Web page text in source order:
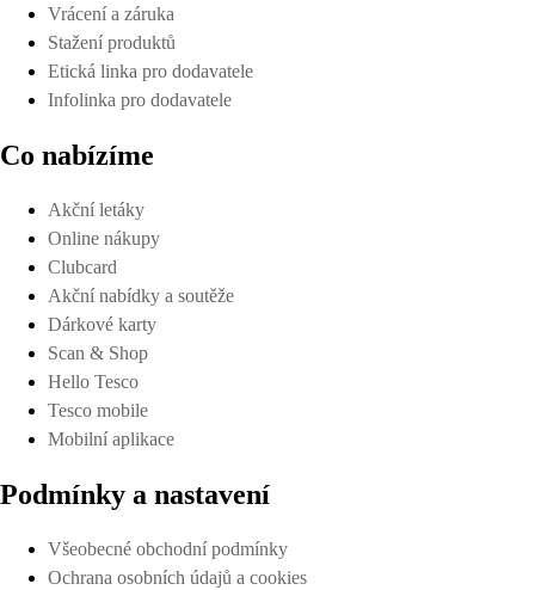
Vrácení a záruka
Stažení produktů
Etická linka pro dodavatele
Infolinka pro dodavatele
Co nabízíme
Akční letáky
Online nákupy
Clubcard
Akční nabídky a soutěže
Dárkové karty
Scan & Shop
Hello Tesco
Tesco mobile
Mobilní aplikace
Podmínky a nastavení
Všeobecné obchodní podmínky
Ochrana osobních údajů a cookies